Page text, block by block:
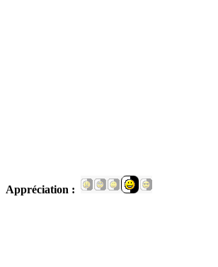
Appréciation :